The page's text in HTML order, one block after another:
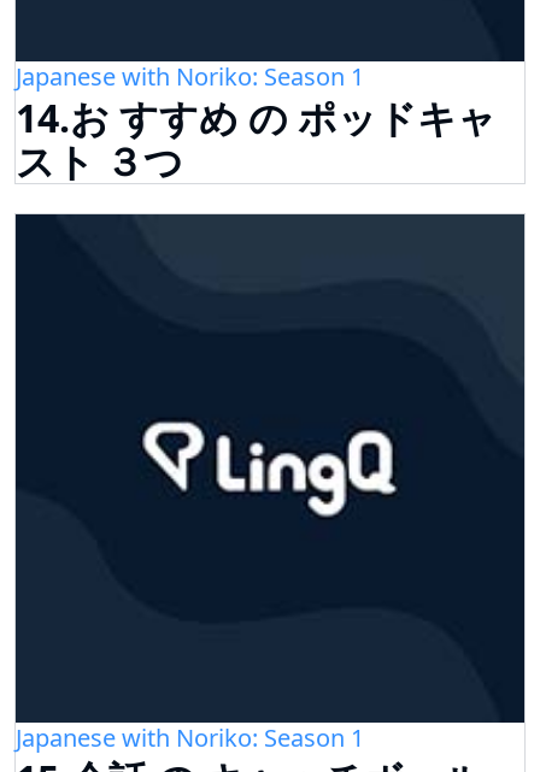
Japanese with Noriko: Season 1
14.お すすめ の ポッドキャ
スト ３つ
Japanese with Noriko: Season 1